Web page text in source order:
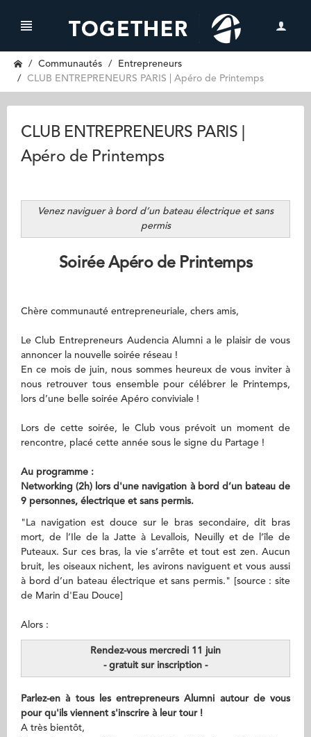
Communautés
Entrepreneurs
CLUB ENTREPRENEURS PARIS | Apéro de Printemps
CLUB ENTREPRENEURS PARIS |
Apéro de Printemps
Venez naviguer à bord d’un bateau électrique et sans
permis
Soirée Apéro de Printemps
Chère communauté entrepreneuriale, chers amis,
Le Club Entrepreneurs Audencia Alumni a le plaisir de vous
annoncer la nouvelle soirée réseau !
En ce mois de juin, nous sommes heureux de vous inviter à
nous retrouver tous ensemble pour célébrer le Printemps,
lors d’une belle soirée Apéro conviviale !
Lors de cette soirée, le Club vous prévoit un moment de
rencontre, placé cette année sous le signe du Partage !
Au programme :
Networking (2h) lors d'une navigation à bord d’un bateau de
9 personnes, électrique et sans permis.
"La navigation est douce sur le bras secondaire, dit bras
mort, de l’Ile de la Jatte à Levallois, Neuilly et de l’île de
Puteaux. Sur ces bras, la vie s’arrête et tout est zen. Aucun
bruit, les oiseaux nichent, les avirons naviguent et vous aussi
à bord d’un bateau électrique et sans permis." [source : site
de Marin d'Eau Douce]
Alors :
Rendez-vous mercredi 11 juin
- gratuit sur inscription -
Parlez-en à tous les entrepreneurs Alumni autour de vous
pour qu'ils viennent s'inscrire à leur tour !
A très bientôt,